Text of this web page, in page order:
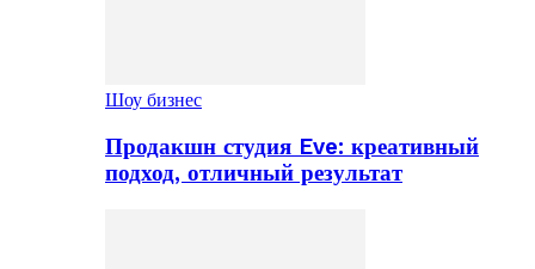
Шоу бизнес
Продакшн студия Eve: креативный
подход, отличный результат